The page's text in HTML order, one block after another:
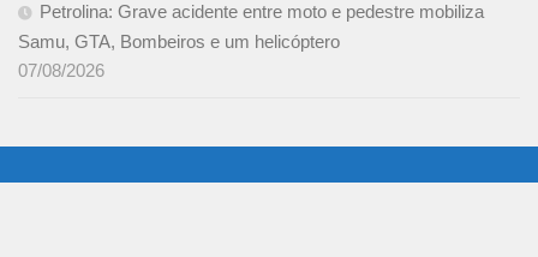
Petrolina: Grave acidente entre moto e pedestre mobiliza
Samu, GTA, Bombeiros e um helicóptero
07/08/2026